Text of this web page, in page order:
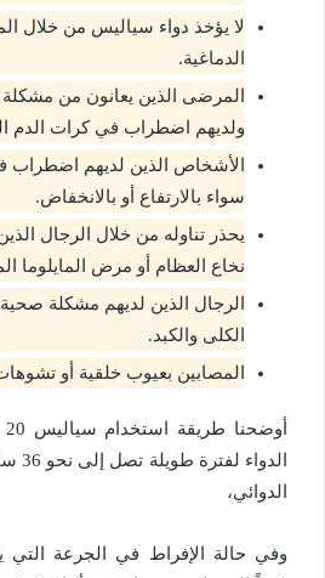
لا يؤخذ دواء سياليس من خلال
الدماغية.
المرضى الذين يعانون من مشكلة
ولديهم اضطراب في كرات الدم
الأشخاص الذين لديهم
سواء بالارتفاع أو بالانخفاض.
يحذر تناوله من خلال الرجال
نخاع العظام أو مرض المايلوما
الرجال الذين لديهم مشكلة
الكلى والكبد.
المصابين بعيوب خلقية أو
الدوائي،
وفي حالة الإفراط في الجرعة التي